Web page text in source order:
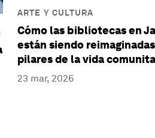
ARTE Y CULTURA
Cómo las bibliotecas en
están siendo
pilares de la vida
23 mar, 2026